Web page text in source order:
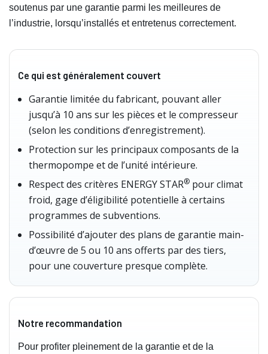
soutenus par une garantie parmi les meilleures de
l’industrie, lorsqu’installés et entretenus correctement.
Ce qui est généralement couvert
Garantie limitée du fabricant, pouvant aller
jusqu’à 10 ans sur les pièces et le compresseur
(selon les conditions d’enregistrement).
Protection sur les principaux composants de la
thermopompe et de l’unité intérieure.
Respect des critères ENERGY STAR® pour climat
froid, gage d’éligibilité potentielle à certains
programmes de subventions.
Possibilité d’ajouter des plans de garantie main-
d’œuvre de 5 ou 10 ans offerts par des tiers,
pour une couverture presque complète.
Notre recommandation
Pour profiter pleinement de la garantie et de la